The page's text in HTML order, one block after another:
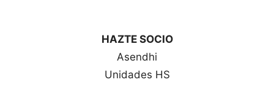
HAZTE SOCIO
Asendhi
Unidades HS